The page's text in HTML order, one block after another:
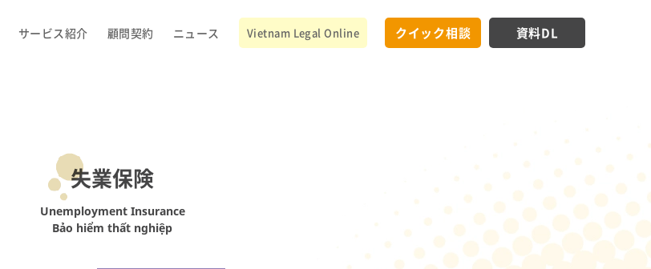
サービス紹介 顧問契約 ニュース Vietnam Legal Online クイック相談 資料DL
失業保険
Unemployment Insurance
Bảo hiểm thất nghiệp